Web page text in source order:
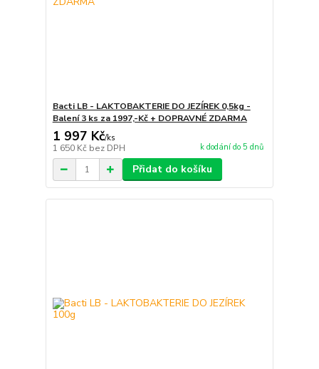
Bacti LB - LAKTOBAKTERIE DO JEZÍREK 0,5kg -
Balení 3 ks za 1997,-Kč + DOPRAVNÉ ZDARMA
1 997 Kč/ks
1 650 Kč bez DPH k dodání do 5 dnů
Přidat do košíku